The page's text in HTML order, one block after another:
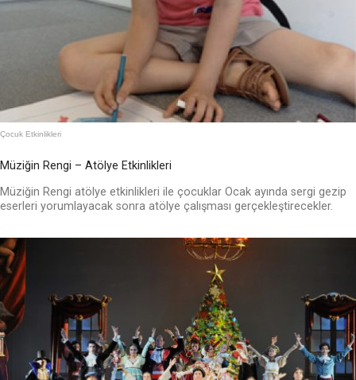
Çocuk Etkinlikleri
Müziğin Rengi – Atölye Etkinlikleri
Müziğin Rengi atölye etkinlikleri ile çocuklar Ocak ayında sergi gezip
eserleri yorumlayacak sonra atölye çalışması gerçekleştirecekler.